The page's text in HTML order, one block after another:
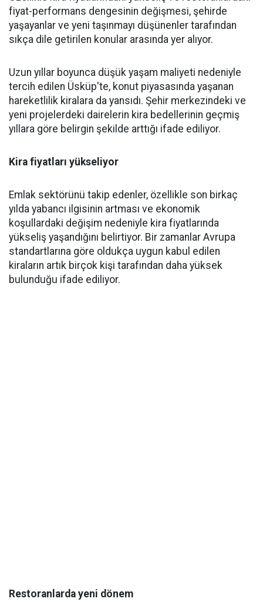
fiyat-performans dengesinin değişmesi, şehirde
yaşayanlar ve yeni taşınmayı düşünenler tarafından
sıkça dile getirilen konular arasında yer alıyor.
Uzun yıllar boyunca düşük yaşam maliyeti nedeniyle
tercih edilen Üsküp'te, konut piyasasında yaşanan
hareketlilik kiralara da yansıdı. Şehir merkezindeki ve
yeni projelerdeki dairelerin kira bedellerinin geçmiş
yıllara göre belirgin şekilde arttığı ifade ediliyor.
Kira fiyatları yükseliyor
Emlak sektörünü takip edenler, özellikle son birkaç
yılda yabancı ilgisinin artması ve ekonomik
koşullardaki değişim nedeniyle kira fiyatlarında
yükseliş yaşandığını belirtiyor. Bir zamanlar Avrupa
standartlarına göre oldukça uygun kabul edilen
kiraların artık birçok kişi tarafından daha yüksek
bulunduğu ifade ediliyor.
Restoranlarda yeni dönem